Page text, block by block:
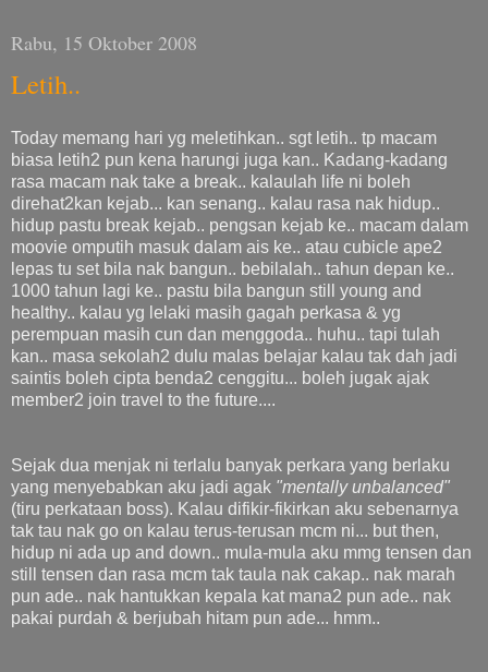
Rabu, 15 Oktober 2008
Letih..
Today memang hari yg meletihkan.. sgt letih.. tp macam
biasa letih2 pun kena harungi juga kan.. Kadang-kadang
rasa macam nak take a break.. kalaulah life ni boleh
direhat2kan kejab... kan senang.. kalau rasa nak hidup..
hidup pastu break kejab.. pengsan kejab ke.. macam dalam
moovie omputih masuk dalam ais ke.. atau cubicle ape2
lepas tu set bila nak bangun.. bebilalah.. tahun depan ke..
1000 tahun lagi ke.. pastu bila bangun still young and
healthy.. kalau yg lelaki masih gagah perkasa & yg
perempuan masih cun dan menggoda.. huhu.. tapi tulah
kan.. masa sekolah2 dulu malas belajar kalau tak dah jadi
saintis boleh cipta benda2 cenggitu... boleh jugak ajak
member2 join travel to the future....
Sejak dua menjak ni terlalu banyak perkara yang berlaku
yang menyebabkan aku jadi agak "mentally unbalanced"
(tiru perkataan boss). Kalau difikir-fikirkan aku sebenarnya
tak tau nak go on kalau terus-terusan mcm ni... but then,
hidup ni ada up and down.. mula-mula aku mmg tensen dan
still tensen dan rasa mcm tak taula nak cakap.. nak marah
pun ade.. nak hantukkan kepala kat mana2 pun ade.. nak
pakai purdah & berjubah hitam pun ade... hmm..